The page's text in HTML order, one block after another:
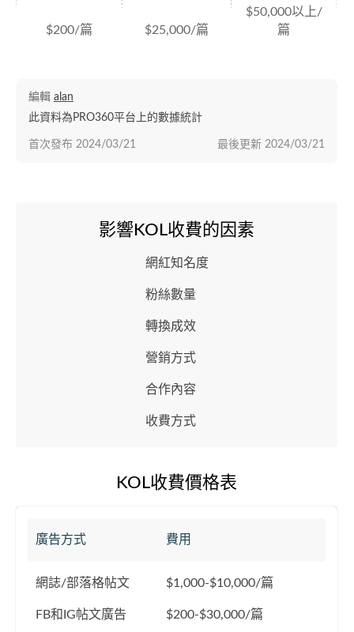
$200/篇 $25,000/篇
$50,000以上/
篇
編輯 alan
此資料為PRO360平台上的數據統計
最後更新 2024/03/21
首次發布 2024/03/21
影響KOL收費的因素
網紅知名度
粉絲數量
轉換成效
營銷方式
合作內容
收費方式
KOL收費價格表
廣告方式 費用
網誌/部落格帖文 $1,000-$10,000/篇
FB和IG帖文廣告 $200-$30,000/篇